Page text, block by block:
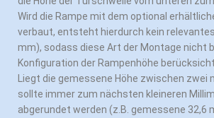
Wird die Rampe mit dem optional
verbaut, entsteht hierdurch kein
mm), sodass diese Art der Montage nicht
Konfiguration der Rampenhöhe
Liegt die gemessene Höhe zwischen zwei
sollte immer zum nächsten kleineren
abgerundet werden (z.B. gemessene 32,6